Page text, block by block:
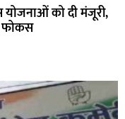
योजनाओं को दी मंजूरी,
फोकस